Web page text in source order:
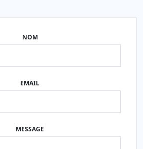
NOM
EMAIL
MESSAGE